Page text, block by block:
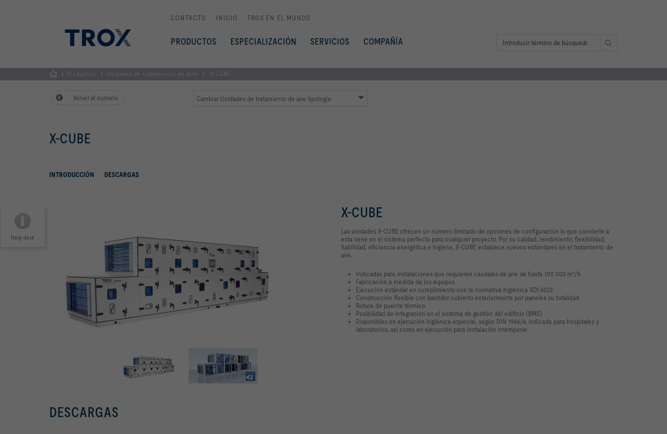
CONTACTO INICIO TROX EN EL MUNDO
PRODUCTOS ESPECIALIZACIÓN SERVICIOS COMPAÑÍA
PRINCIPAL
Productos Unidades de tratamiento de aire X-CUBE
Volver al sumario Cambiar Unidades de tratamiento de aire tipología
X-CUBE
INTRODUCCIÓN DESCARGAS
Help desk
X-CUBE
Las unidades X-CUBE ofrecen un número ilimitado de opciones de configuración lo que convierte a
esta serie en el sistema perfecto para cualquier proyecto. Por su calidad, rendimiento, flexibilidad,
fiabilidad, eficiencia energética e higiene, X-CUBE establece nuevos estándares en el tratamiento de
aire.
Indicadas para instalaciones que requieren caudales de aire de hasta 100 000 m³/h
Fabricación a medida de los equipos
Ejecución estándar en cumplimiento con la normativa higiénica VDI 6022
Construcción flexible con bastidor cubierto exteriormente por paneles su totalidad
Rotura de puente térmico
Posibilidad de integración en el sistema de gestión del edificio (BMS)
Disponibles en ejecución higiénica especial, según DIN 1946/4, indicada para hospitales y
laboratorios, así como en ejecución para instalación intemperie
DESCARGAS